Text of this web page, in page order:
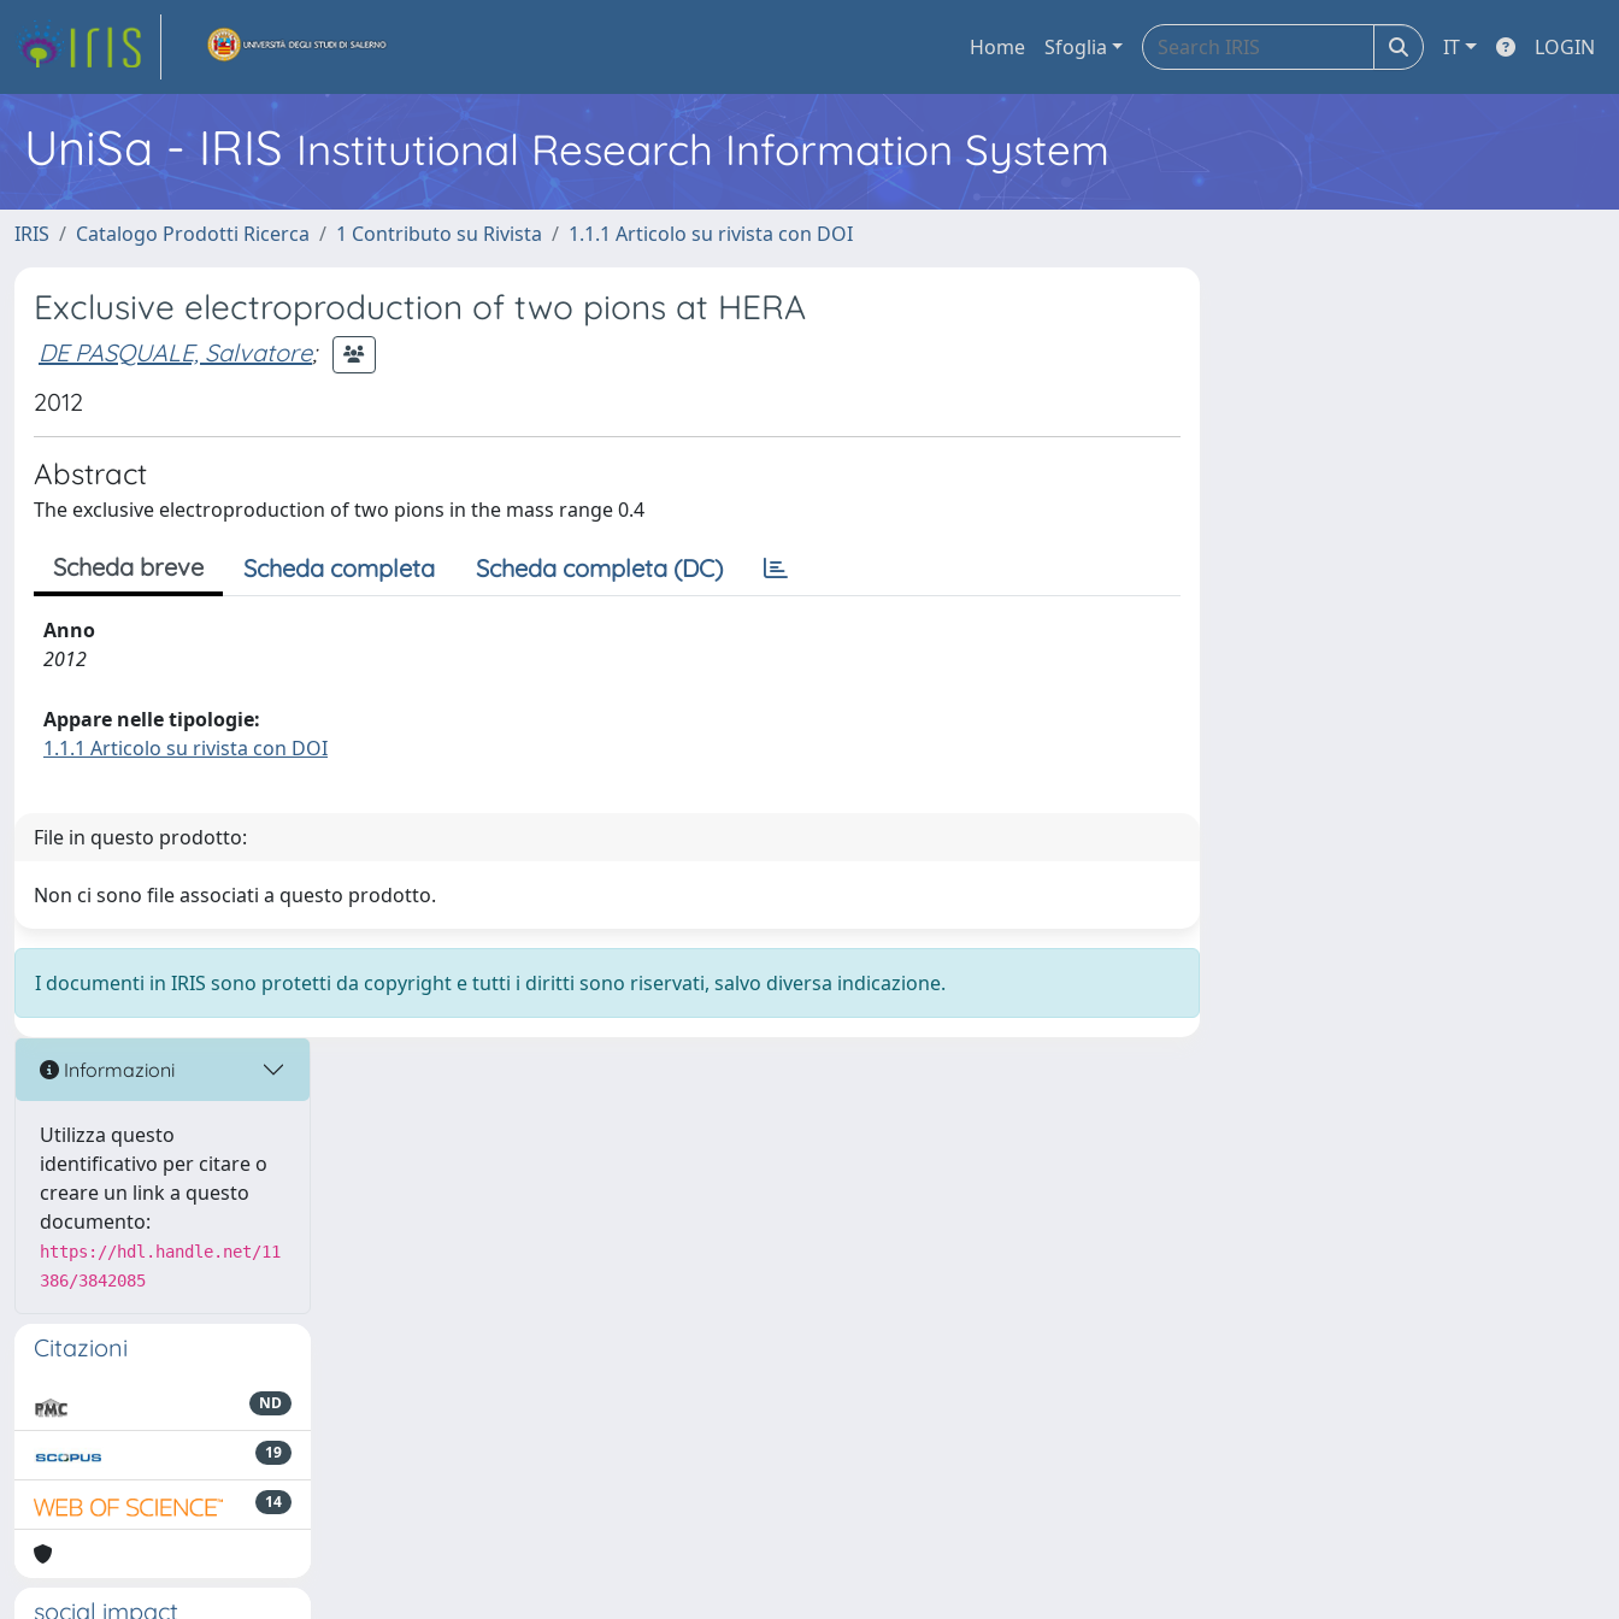
Home Sfoglia IT LOGIN
UniSa - IRIS Institutional Research Information System
IRIS Catalogo Prodotti Ricerca 1 Contributo su Rivista 1.1.1 Articolo su rivista con DOI
Exclusive electroproduction of two pions at HERA
DE PASQUALE, Salvatore;
2012
Abstract
The exclusive electroproduction of two pions in the mass range 0.4
Scheda breve Scheda completa Scheda completa (DC)
Anno
2012
Appare nelle tipologie:
1.1.1 Articolo su rivista con DOI
File in questo prodotto:
Non ci sono file associati a questo prodotto.
I documenti in IRIS sono protetti da copyright e tutti i diritti sono riservati, salvo diversa indicazione.
Informazioni
Utilizza questo
identificativo per citare o
creare un link a questo
documento:
https://hdl.handle.net/11
386/3842085
Citazioni
ND
19
14
social impact